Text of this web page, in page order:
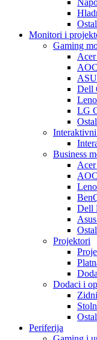
Monitori i
Gaming
Dell
LG
Business
Dell
Projektori
Dodaci i
Periferija